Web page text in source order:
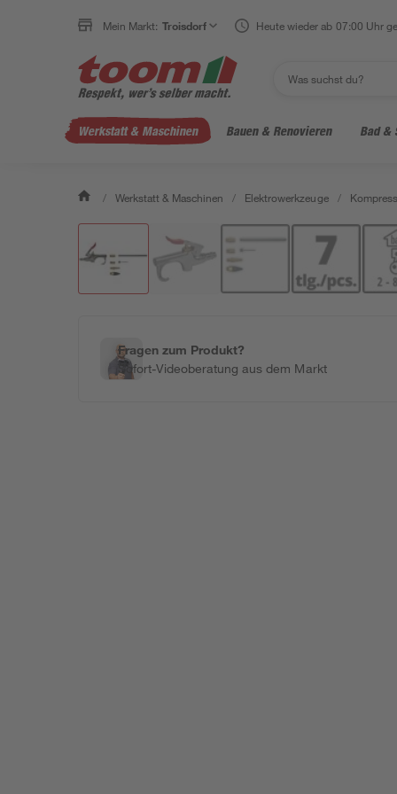
Mein Markt: Troisdorf Heute wieder ab 07:00 Uhr
Werkstatt & Maschinen Bauen & Renovieren Bad &
/ Werkstatt & Maschinen / Elektrowerkzeuge /
Fragen zum Produkt?
Sofort-Videoberatung aus dem Markt